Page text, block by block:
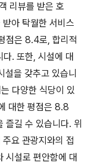
리뷰를 받은 호
아 탁월한 서비스
점은 8.4로, 합리적
다. 또한, 시설에 대
을 갖추고 있습니
다양한 식당이 있
대한 평점은 8.8
즐길 수 있습니다. 위
요 관광지와의 접
시설로 편안함에 대